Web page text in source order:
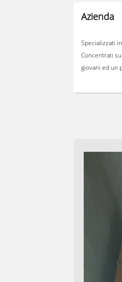
Azienda
Specializzati
Concentrati
giovani ed un